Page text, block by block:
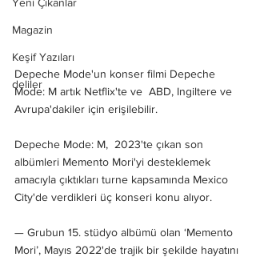
Magazin
Keşif Yazıları
deliler
Depeche Mode'un konser filmi Depeche
Mode: M artık Netflix'te ve  ABD, Ingiltere ve
Avrupa'dakiler için erişilebilir.
Depeche Mode: M,  2023'te çıkan son
albümleri Memento Mori'yi desteklemek
amacıyla çıktıkları turne kapsamında Mexico
City'de verdikleri üç konseri konu alıyor.
— Grubun 15. stüdyo albümü olan ‘Memento
Mori’, Mayıs 2022'de trajik bir şekilde hayatını